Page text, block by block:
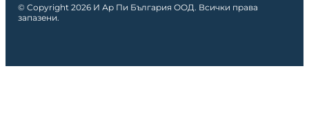
© Copyright 2026 И Ар Пи България ООД. Всички права
запазени.